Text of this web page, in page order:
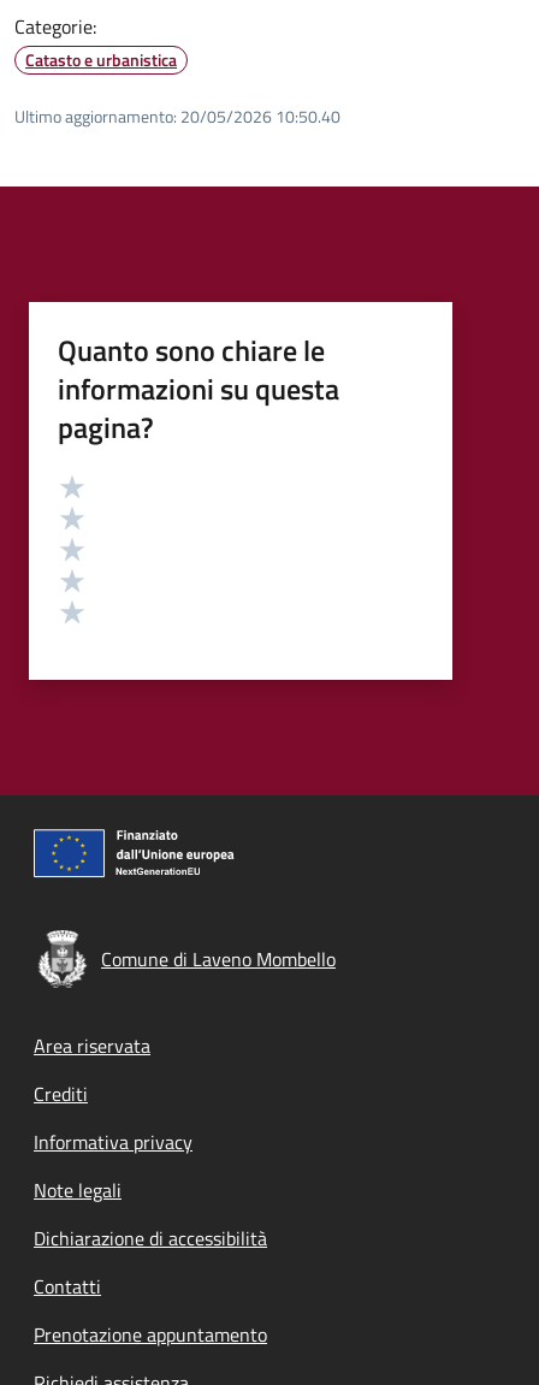
Categorie:
Catasto e urbanistica
Ultimo aggiornamento: 20/05/2026 10:50.40
Quanto sono chiare le
informazioni su questa
pagina?
Valutazione
Comune di Laveno Mombello
Footer menu
Area riservata
Crediti
Informativa privacy
Note legali
Dichiarazione di accessibilità
Contatti
Prenotazione appuntamento